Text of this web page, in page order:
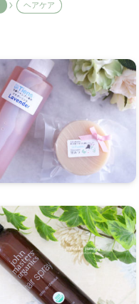
ヘアケア